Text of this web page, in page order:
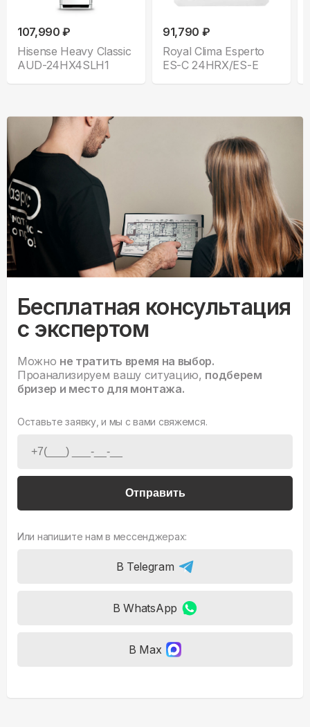
107,990 ₽
Hisense Heavy Classic
AUD-24HX4SLH1
91,790 ₽
Royal Clima Esperto
ES-C 24HRX/ES-E
Бесплатная консультация
с экспертом
Можно не тратить время на выбор.
Проанализируем вашу ситуацию, подберем
бризер и место для монтажа.
Оставьте заявку, и мы с вами свяжемся.
Отправить
Или напишите нам в мессенджерах:
В Telegram
В WhatsApp
В Max